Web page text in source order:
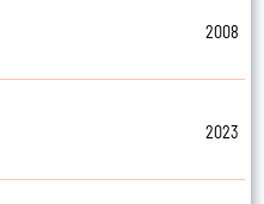
2008
2023